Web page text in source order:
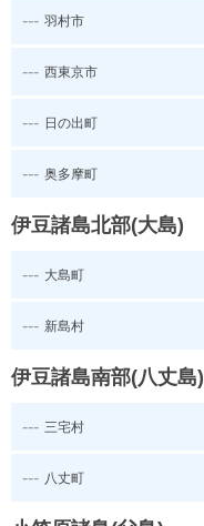
--- 羽村市
--- 西東京市
--- 日の出町
--- 奥多摩町
伊豆諸島北部(大島)
--- 大島町
--- 新島村
伊豆諸島南部(八丈島)
--- 三宅村
--- 八丈町